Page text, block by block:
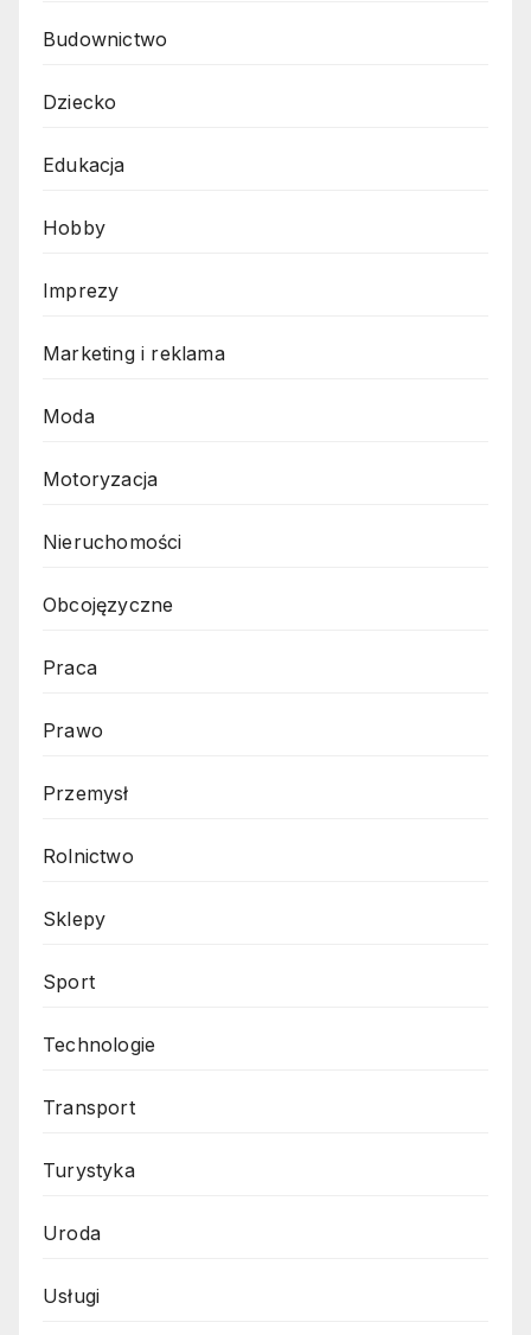
Budownictwo
Dziecko
Edukacja
Hobby
Imprezy
Marketing i reklama
Moda
Motoryzacja
Nieruchomości
Obcojęzyczne
Praca
Prawo
Przemysł
Rolnictwo
Sklepy
Sport
Technologie
Transport
Turystyka
Uroda
Usługi